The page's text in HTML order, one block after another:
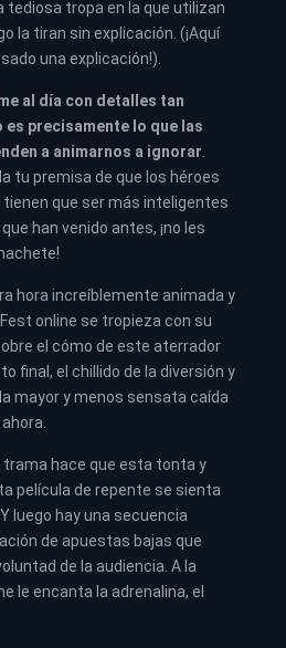
tediosa tropa en la que utilizan
la tiran sin explicación. (¡Aquí
una explicación!).
al día con detalles tan
es precisamente lo que las
a animarnos a ignorar
tu premisa de que los héroes
que ser más inteligentes
han venido antes, ¡no les
hora increíblemente animada y
online se tropieza con su
el cómo de este aterrador
final, el chillido de la diversión y
mayor y menos sensata caída
hace que esta tonta y
película de repente se sienta
luego hay una secuencia
de apuestas bajas que
de la audiencia. A la
le encanta la adrenalina, el